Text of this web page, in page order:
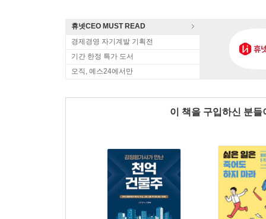
휴넷CEO MUST READ
경제경영 자기계발 기획전
기간 한정 특가 도서
오직, 예스24에서만
이 책을 구입하신 분